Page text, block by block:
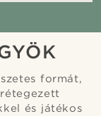
formát,
és játékos